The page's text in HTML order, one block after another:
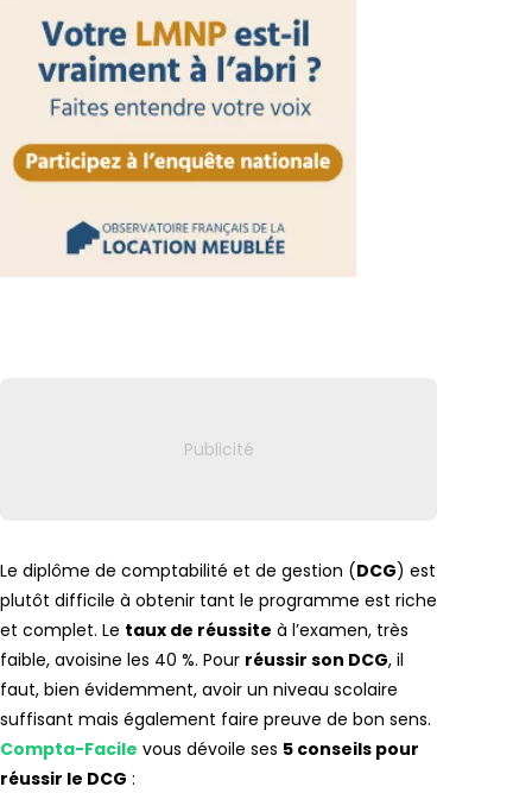
Le diplôme de comptabilité et de gestion (DCG) est
plutôt difficile à obtenir tant le programme est riche
et complet. Le taux de réussite à l’examen, très
faible, avoisine les 40 %. Pour réussir son DCG, il
faut, bien évidemment, avoir un niveau scolaire
suffisant mais également faire preuve de bon sens.
Compta-Facile vous dévoile ses 5 conseils pour
réussir le DCG :